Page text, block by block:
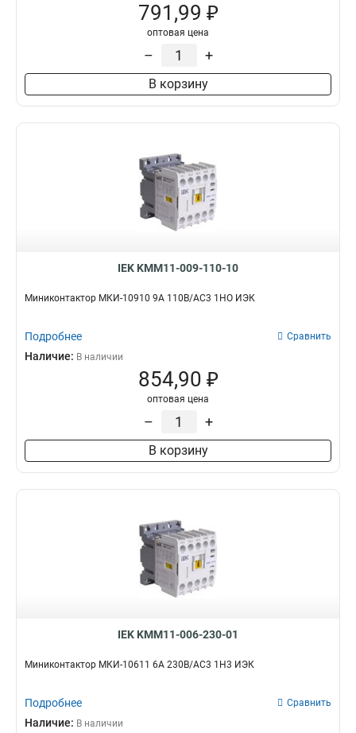
791,99 ₽
оптовая цена
– +
В корзину
IEK KMM11-009-110-10
Миниконтактор МКИ-10910 9А 110В/АС3 1НО ИЭК
Подробнее Сравнить
Наличие: В наличии
854,90 ₽
оптовая цена
– +
В корзину
IEK KMM11-006-230-01
Миниконтактор МКИ-10611 6А 230В/АС3 1Н3 ИЭК
Подробнее Сравнить
Наличие: В наличии